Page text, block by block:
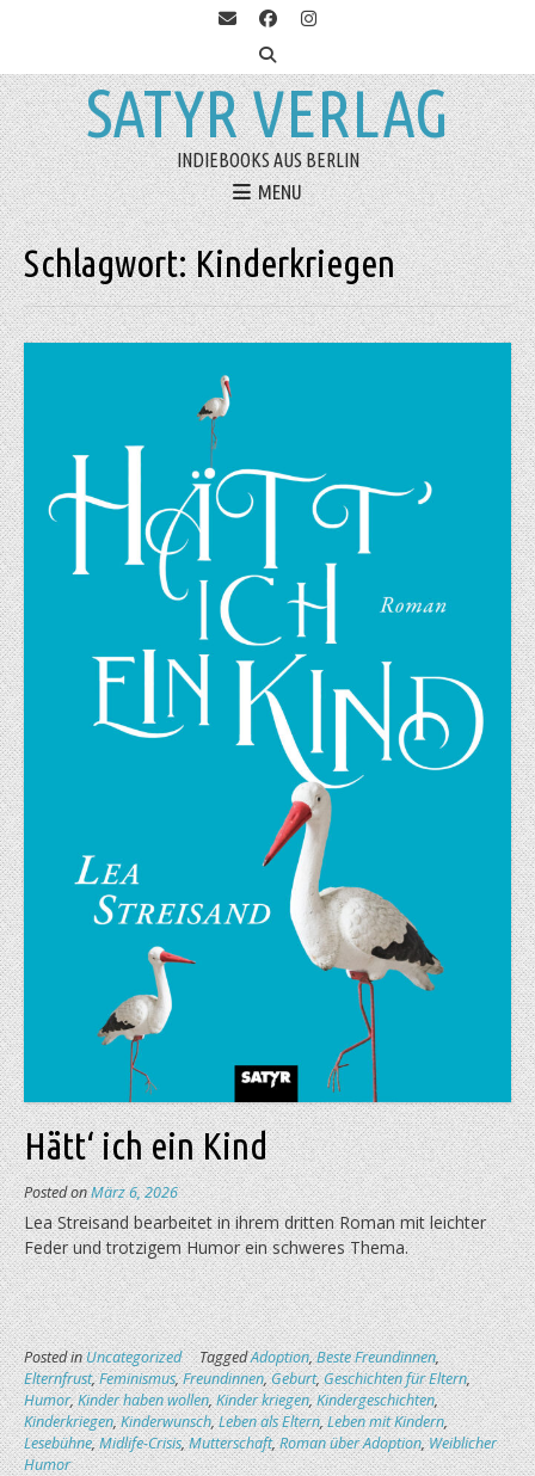
SATYR VERLAG
INDIEBOOKS AUS BERLIN
MENU
Schlagwort:Kinderkriegen
Hätt‘ ich ein Kind
Posted onMärz 6, 2026
Lea Streisand bearbeitet in ihrem dritten Roman mit leichter
Feder und trotzigem Humor ein schweres Thema.
Posted inUncategorized TaggedAdoption,Beste Freundinnen,
Elternfrust,Feminismus,Freundinnen,Geburt,Geschichten für Eltern,
Humor,Kinder haben wollen,Kinder kriegen,Kindergeschichten,
Kinderkriegen,Kinderwunsch,Leben als Eltern,Leben mit Kindern,
Lesebühne,Midlife-Crisis,Mutterschaft,Roman über Adoption,Weiblicher
Humor